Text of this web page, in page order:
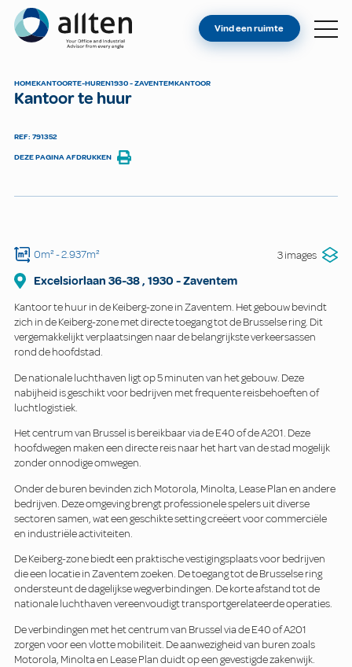
Allten
VIND EEN RUIMTE
Vind een ruimte
HOMEKANTOORTE-HUREN1930 - ZAVENTEMKANTOOR
Kantoor te huur
REF: 791352
DEZE PAGINA AFDRUKKEN
0m²- 2.937m² 3 images
Excelsiorlaan 36-38, 1930 -Zaventem
Kantoor te huur in de Keiberg-zone in Zaventem. Het gebouw bevindt
zich in de Keiberg-zone met directe toegang tot de Brusselse ring. Dit
vergemakkelijkt verplaatsingen naar de belangrijkste verkeersassen
rond de hoofdstad.
De nationale luchthaven ligt op 5 minuten van het gebouw. Deze
nabijheid is geschikt voor bedrijven met frequente reisbehoeften of
luchtlogistiek.
Het centrum van Brussel is bereikbaar via de E40 of de A201. Deze
hoofdwegen maken een directe reis naar het hart van de stad mogelijk
zonder onnodige omwegen.
Onder de buren bevinden zich Motorola, Minolta, Lease Plan en andere
bedrijven. Deze omgeving brengt professionele spelers uit diverse
sectoren samen, wat een geschikte setting creëert voor commerciële
en industriële activiteiten.
De Keiberg-zone biedt een praktische vestigingsplaats voor bedrijven
die een locatie in Zaventem zoeken. De toegang tot de Brusselse ring
ondersteunt de dagelijkse wegverbindingen. De korte afstand tot de
nationale luchthaven vereenvoudigt transportgerelateerde operaties.
De verbindingen met het centrum van Brussel via de E40 of A201
zorgen voor een vlotte mobiliteit. De aanwezigheid van buren zoals
Motorola, Minolta en Lease Plan duidt op een gevestigde zakenwijk.